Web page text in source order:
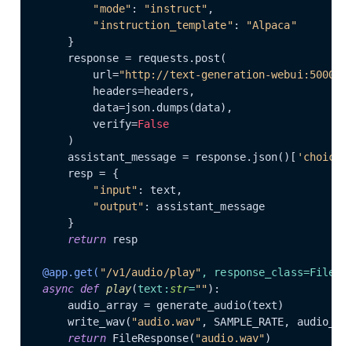
"mode" : "instruct" ,
"instruction_template" :
"Alpaca"
    }
    response = requests.post(
        url=
"http://text-generation-webui:5000/
        headers=headers,
        data=json.dumps(data),
        verify=
False
    )
    assistant_message = response.json()[
    resp = {
"input" : text,
"output" : assistant_message
    }
return resp
@app.get( "/v1/audio/play" ,
async def play(text: str=""):
    audio_array = generate_audio(text)
    write_wav(
"audio.wav" , SAMPLE_RATE,
return FileResponse( "audio.wav")